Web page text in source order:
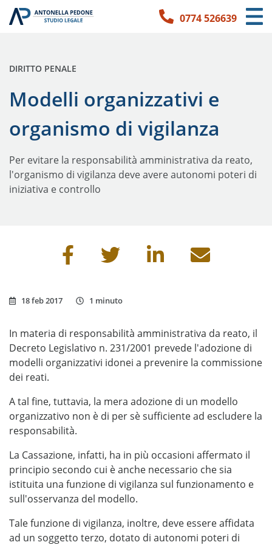
Link per l'accessibilità
Vai ai contenuti principali
Vai ai contatti0774 526639
Modelli organizzativi e
organismo di vigilanza
PUBBLICATO IN:
DIRITTO PENALE
Per evitare la responsabilità amministrativa da reato,
l'organismo di vigilanza deve avere autonomi poteri di
iniziativa e controllo
Condividi questa pagina
18 feb 2017 1 minuto
In materia di responsabilità amministrativa da reato, il
Decreto Legislativo n. 231/2001 prevede l'adozione di
modelli organizzativi idonei a prevenire la commissione
dei reati.
A tal fine, tuttavia, la mera adozione di un modello
organizzativo non è di per sè sufficiente ad escludere la
responsabilità.
La Cassazione, infatti, ha in più occasioni affermato il
principio secondo cui è anche necessario che sia
istituita una funzione di vigilanza sul funzionamento e
sull'osservanza del modello.
Tale funzione di vigilanza, inoltre, deve essere affidata
ad un soggetto terzo, dotato di autonomi poteri di